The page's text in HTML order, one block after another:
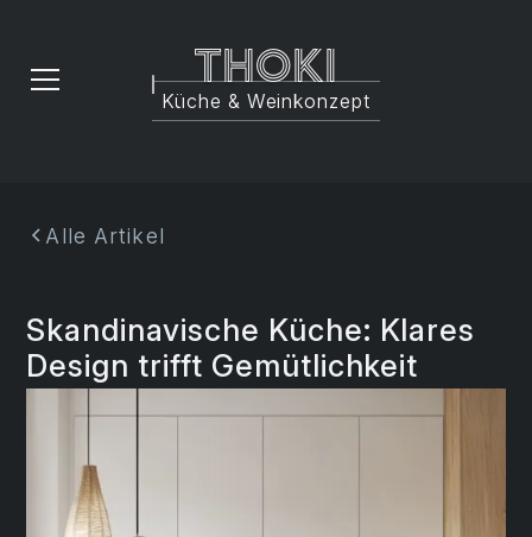
Thoki
Küche & Weinkonzept
Alle Artikel
Skandinavische Küche: Klares
Design trifft Gemütlichkeit